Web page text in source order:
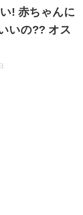
! 赤ちゃんに
いの?? オス